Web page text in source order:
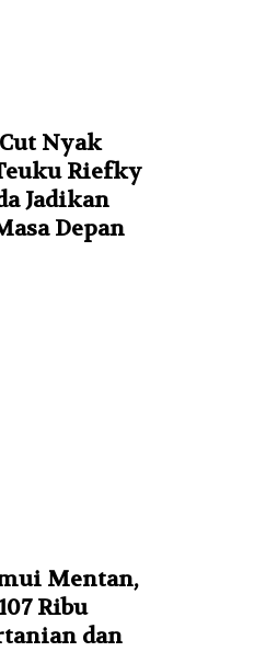
Nyak
Riefky
Jadikan
Depan
Mentan,
Ribu
dan